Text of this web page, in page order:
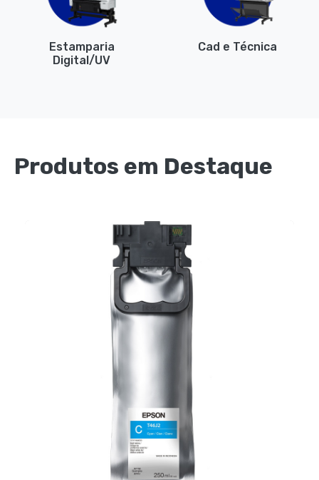
Estamparia
Digital/UV
Cad e Técnica
Produtos em Destaque